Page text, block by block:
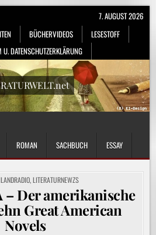
BÜCHERVIDEOS
LESESTOFF
DATENSCHUTZERKLÄRUNG
7. AUGUST 2026
ROMAN SACHBUCH ESSAY
,LITERATURNEWZS
– Der amerikanische
Great American
Novels